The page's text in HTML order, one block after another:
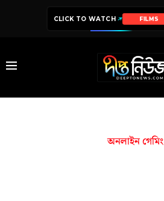
CLICK TO WATCH FILMS
অনলাইন গেমিং